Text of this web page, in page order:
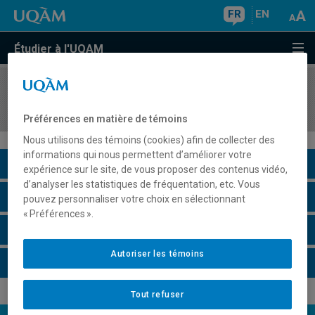
FR EN
Étudier à l'UQAM
COURS//
Description du cours
Horaire - Été 2026
Préférences en matière de témoins
Nous utilisons des témoins (cookies) afin de collecter des
informations qui nous permettent d’améliorer votre
expérience sur le site, de vous proposer des contenus vidéo,
d’analyser les statistiques de fréquentation, etc. Vous
pouvez personnaliser votre choix en sélectionnant
« Préférences ».
Tout refuser
Autoriser les témoins